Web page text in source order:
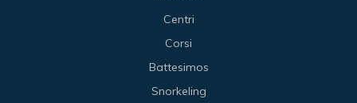
Centri
Corsi
Battesimos
Snorkeling